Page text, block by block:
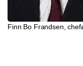
Finn Bo Frandsen,